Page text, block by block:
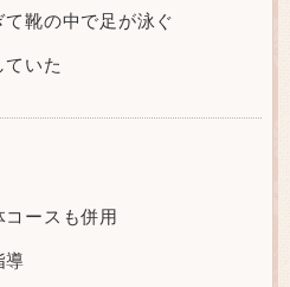
靴の中で足が泳ぐ
いた
ースも併用
導